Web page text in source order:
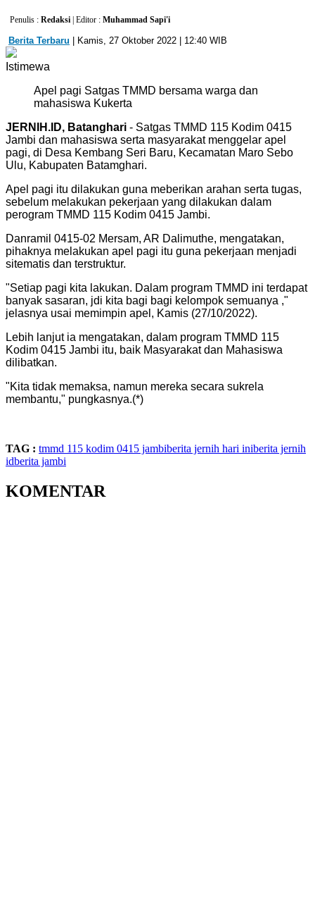
Penulis : Redaksi | Editor : Muhammad Sapi'i
Berita Terbaru | Kamis, 27 Oktober 2022 | 12:40 WIB
Istimewa
Apel pagi Satgas TMMD bersama warga dan
mahasiswa Kukerta
JERNIH.ID, Batanghari - Satgas TMMD 115 Kodim 0415
Jambi dan mahasiswa serta masyarakat menggelar apel
pagi, di Desa Kembang Seri Baru, Kecamatan Maro Sebo
Ulu, Kabupaten Batamghari.
Apel pagi itu dilakukan guna meberikan arahan serta tugas,
sebelum melakukan pekerjaan yang dilakukan dalam
perogram TMMD 115 Kodim 0415 Jambi.
Danramil 0415-02 Mersam, AR Dalimuthe, mengatakan,
pihaknya melakukan apel pagi itu guna pekerjaan menjadi
sitematis dan terstruktur.
"Setiap pagi kita lakukan. Dalam program TMMD ini terdapat
banyak sasaran, jdi kita bagi bagi kelompok semuanya ,"
jelasnya usai memimpin apel, Kamis (27/10/2022).
Lebih lanjut ia mengatakan, dalam program TMMD 115
Kodim 0415 Jambi itu, baik Masyarakat dan Mahasiswa
dilibatkan.
"Kita tidak memaksa, namun mereka secara sukrela
membantu," pungkasnya.(*)
TAG : tmmd 115 kodim 0415 jambiberita jernih hari iniberita jernih
idberita jambi
KOMENTAR